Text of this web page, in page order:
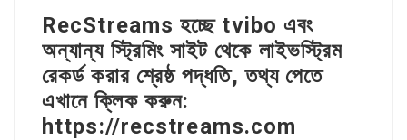
RecStreams হচ্ছে tvibo এবং
অন্যান্য স্ট্রিমিং সাইট থেকে লাইভস্ট্রিম
রেকর্ড করার শ্রেষ্ঠ পদ্ধতি, তথ্য পেতে
এখানে ক্লিক করুন:
https://recstreams.com